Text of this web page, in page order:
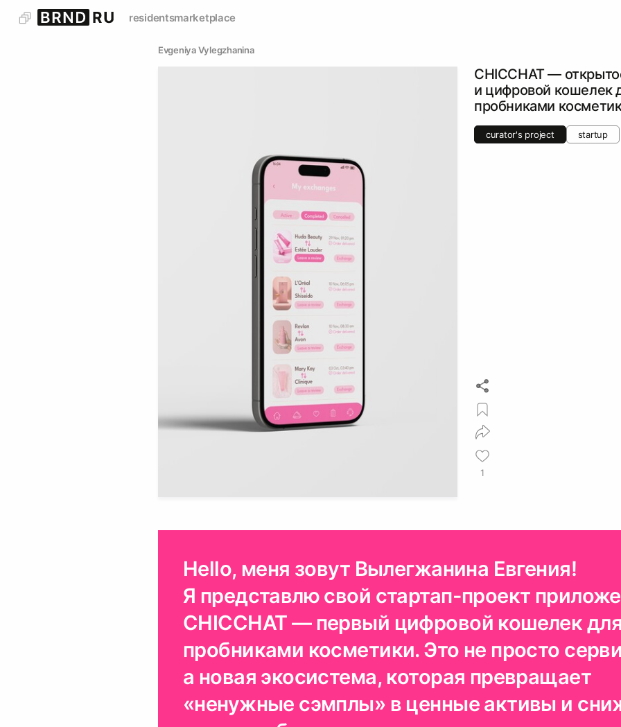
residentsmarketplace
Evgeniya Vylegzhanina
CHICCHAT —
и цифровой кошелек
пробниками
curator's project startup
1
Hello, меня зовут Вылегжанина Евгения!
Я представлю свой стартап-проект
CHICCHAT — первый цифровой кошелек
пробниками косметики. Это не просто
а новая экосистема, которая превращает
«ненужные сэмплы» в ценные активы и